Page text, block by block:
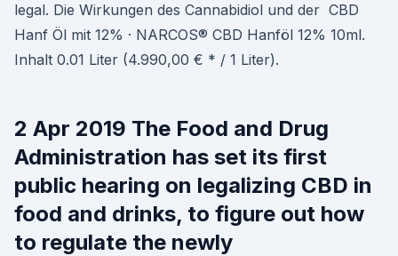
legal. Die Wirkungen des Cannabidiol und der CBD
Hanf Öl mit 12% · NARCOS® CBD Hanföl 12% 10ml.
Inhalt 0.01 Liter (4.990,00 € * / 1 Liter).
2 Apr 2019 The Food and Drug
Administration has set its first
public hearing on legalizing CBD in
food and drinks, to figure out how
to regulate the newly